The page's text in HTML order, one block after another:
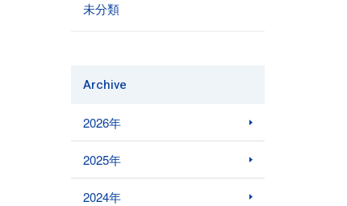
未分類
Archive
2026年
2025年
2024年